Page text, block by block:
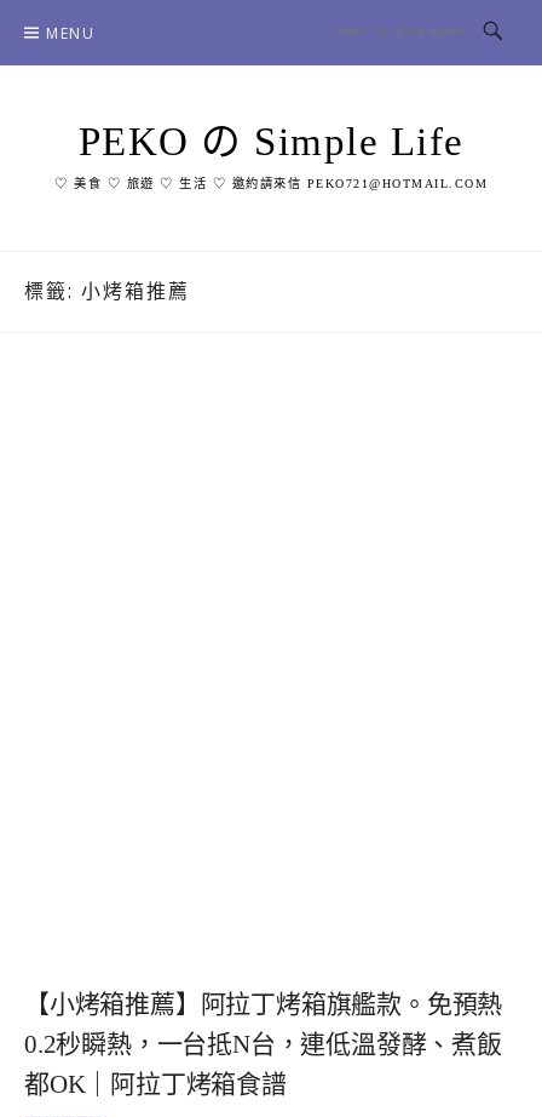
content
MENU
PEKO の Simple Life
♡ 美食 ♡ 旅遊 ♡ 生活 ♡ 邀約請來信 PEKO721@HOTMAIL.COM
標籤: 小烤箱推薦
【小烤箱推薦】阿拉丁烤箱旗艦款。免預熱
0.2秒瞬熱，一台抵N台，連低溫發酵、煮飯
都OK｜阿拉丁烤箱食譜